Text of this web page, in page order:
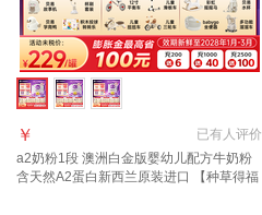
已有人评价
￥
a2奶粉1段 澳洲白金版婴幼儿配方牛奶粉
含天然A2蛋白新西兰原装进口 【种草得福